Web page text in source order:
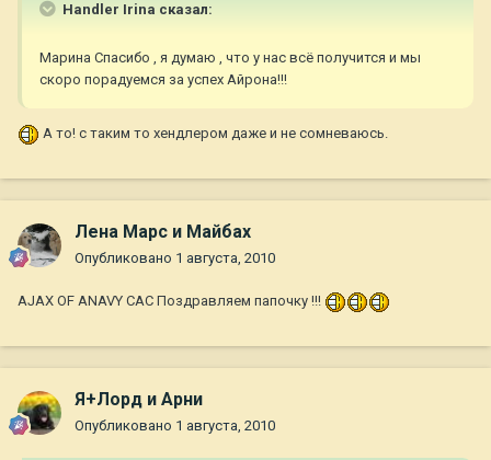
Handler Irina сказал:
Марина Спасибо , я думаю , что у нас всё получится и мы
скоро порадуемся за успех Айрона!!!
А то! с таким то хендлером даже и не сомневаюсь.
Лена Марс и Майбах
Опубликовано 1 августа, 2010
AJAX OF ANAVY САС Поздравляем папочку !!!
Я+Лорд и Арни
Опубликовано 1 августа, 2010